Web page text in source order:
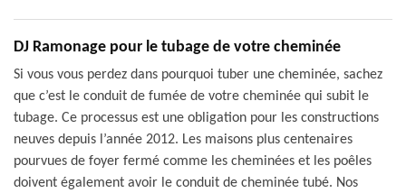
DJ Ramonage pour le tubage de votre cheminée
Si vous vous perdez dans pourquoi tuber une cheminée, sachez
que c’est le conduit de fumée de votre cheminée qui subit le
tubage. Ce processus est une obligation pour les constructions
neuves depuis l’année 2012. Les maisons plus centenaires
pourvues de foyer fermé comme les cheminées et les poêles
doivent également avoir le conduit de cheminée tubé. Nos